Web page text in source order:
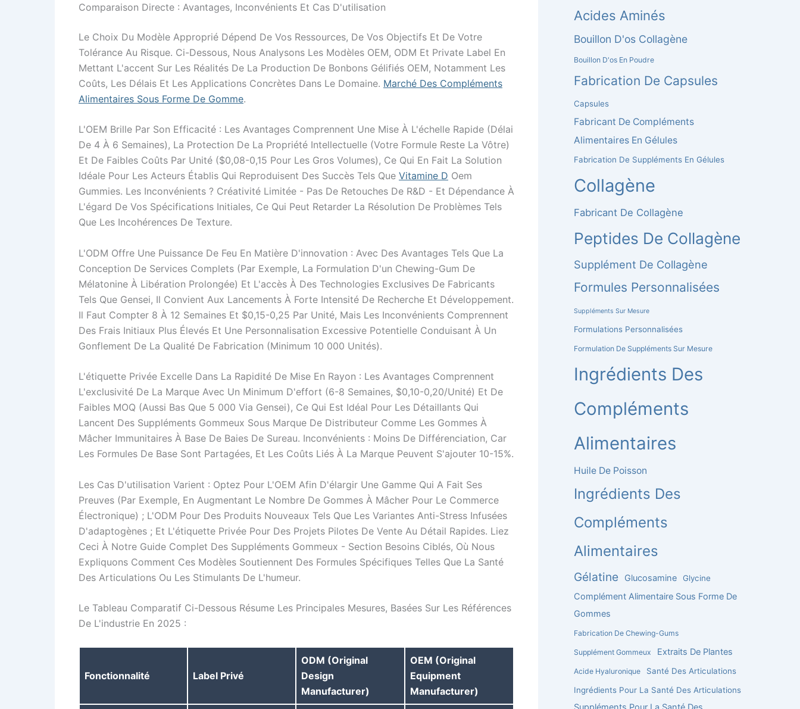
Comparaison Directe : Avantages, Inconvénients Et Cas D'utilisation
Le Choix Du Modèle Approprié Dépend De Vos Ressources, De Vos Objectifs Et De Votre
Tolérance Au Risque. Ci-Dessous, Nous Analysons Les Modèles OEM, ODM Et Private Label En
Mettant L'accent Sur Les Réalités De La Production De Bonbons Gélifiés OEM, Notamment Les
Coûts, Les Délais Et Les Applications Concrètes Dans Le Domaine. Marché Des Compléments
Alimentaires Sous Forme De Gomme.
L'OEM Brille Par Son Efficacité : Les Avantages Comprennent Une Mise À L'échelle Rapide (délai
De 4 À 6 Semaines), La Protection De La Propriété Intellectuelle (votre Formule Reste La Vôtre)
Et De Faibles Coûts Par Unité ($0,08-0,15 Pour Les Gros Volumes), Ce Qui En Fait La Solution
Idéale Pour Les Acteurs Établis Qui Reproduisent Des Succès Tels Que Vitamine D Oem
Gummies. Les Inconvénients ? Créativité Limitée - Pas De Retouches De R&D - Et Dépendance À
L'égard De Vos Spécifications Initiales, Ce Qui Peut Retarder La Résolution De Problèmes Tels
Que Les Incohérences De Texture.
L'ODM Offre Une Puissance De Feu En Matière D'innovation : Avec Des Avantages Tels Que La
Conception De Services Complets (par Exemple, La Formulation D'un Chewing-Gum De
Mélatonine À Libération Prolongée) Et L'accès À Des Technologies Exclusives De Fabricants
Tels Que Gensei, Il Convient Aux Lancements À Forte Intensité De Recherche Et Développement.
Il Faut Compter 8 À 12 Semaines Et $0,15-0,25 Par Unité, Mais Les Inconvénients Comprennent
Des Frais Initiaux Plus Élevés Et Une Personnalisation Excessive Potentielle Conduisant À Un
Gonflement De La Qualité De Fabrication (minimum 10 000 Unités).
L'étiquette Privée Excelle Dans La Rapidité De Mise En Rayon : Les Avantages Comprennent
L'exclusivité De La Marque Avec Un Minimum D'effort (6-8 Semaines, $0,10-0,20/unité) Et De
Faibles MOQ (aussi Bas Que 5 000 Via Gensei), Ce Qui Est Idéal Pour Les Détaillants Qui
Lancent Des Suppléments Gommeux Sous Marque De Distributeur Comme Les Gommes À
Mâcher Immunitaires À Base De Baies De Sureau. Inconvénients : Moins De Différenciation, Car
Les Formules De Base Sont Partagées, Et Les Coûts Liés À La Marque Peuvent S'ajouter 10-15%.
Les Cas D'utilisation Varient : Optez Pour L'OEM Afin D'élargir Une Gamme Qui A Fait Ses
Preuves (par Exemple, En Augmentant Le Nombre De Gommes À Mâcher Pour Le Commerce
Électronique) ; L'ODM Pour Des Produits Nouveaux Tels Que Les Variantes Anti-Stress Infusées
D'adaptogènes ; Et L'étiquette Privée Pour Des Projets Pilotes De Vente Au Détail Rapides. Liez
Ceci À Notre Guide Complet Des Suppléments Gommeux - Section Besoins Ciblés, Où Nous
Expliquons Comment Ces Modèles Soutiennent Des Formules Spécifiques Telles Que La Santé
Des Articulations Ou Les Stimulants De L'humeur.
Le Tableau Comparatif Ci-Dessous Résume Les Principales Mesures, Basées Sur Les Références
De L'industrie En 2025 :
Fonctionnalité Label Privé
ODM (Original
Design
Manufacturer)
OEM (Original
Equipment
Manufacturer)
Acides Aminés
Bouillon D'os Collagène
Bouillon D'os En Poudre
Fabrication De Capsules
Capsules
Fabricant De Compléments
Alimentaires En Gélules
Fabrication De Suppléments En Gélules
Collagène
Fabricant De Collagène
Peptides De Collagène
Supplément De Collagène
Formules Personnalisées
Suppléments Sur Mesure
Formulations Personnalisées
Formulation De Suppléments Sur Mesure
Ingrédients Des
Compléments
Alimentaires
Huile De Poisson
Ingrédients Des
Compléments
Alimentaires
Gélatine Glucosamine Glycine
Complément Alimentaire Sous Forme De
Gommes
Fabrication De Chewing-Gums
Supplément Gommeux Extraits De Plantes
Acide Hyaluronique
Santé Des Articulations
Ingrédients Pour La Santé Des Articulations